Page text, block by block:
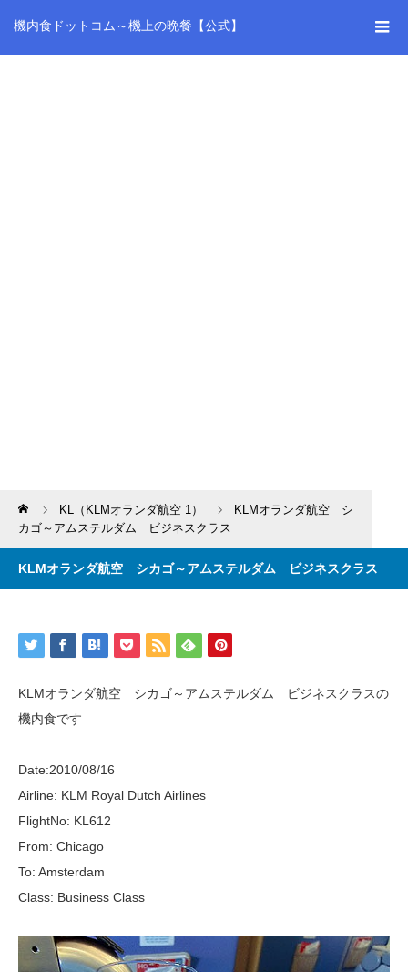
機内食ドットコム～機上の晩餐【公式】
Home KL（KLMオランダ航空 1）
KLMオランダ航空 シ
カゴ～アムステルダム ビジネスクラス
KLMオランダ航空 シカゴ～アムステルダム ビジネスクラス
KLMオランダ航空 シカゴ～アムステルダム ビジネスクラスの
機内食です
Date:2010/08/16
Airline: KLM Royal Dutch Airlines
FlightNo: KL612
From: Chicago
To: Amsterdam
Class: Business Class